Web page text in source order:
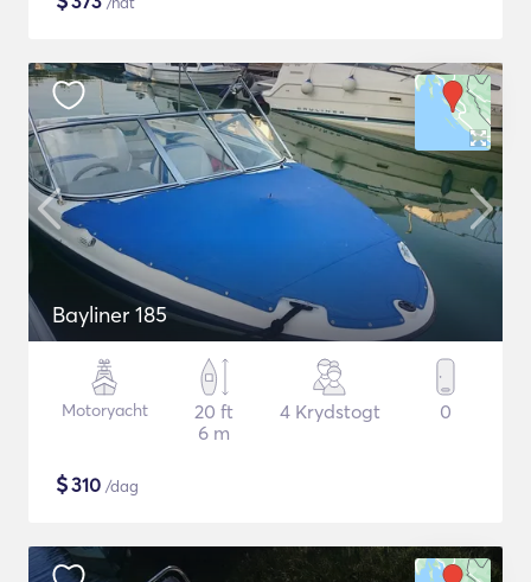
Bayliner 185
Motoryacht
20 ft
6 m
4 Krydstogt 0
$310 /dag